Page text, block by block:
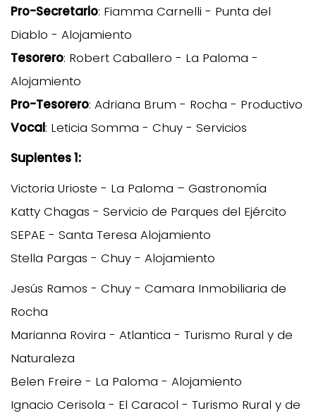
Pro-Secretario: Fiamma Carnelli - Punta del
Diablo - Alojamiento
Tesorero: Robert Caballero - La Paloma -
Alojamiento
Pro-Tesorero: Adriana Brum - Rocha - Productivo
Vocal: Leticia Somma - Chuy - Servicios
Suplentes 1:
Victoria Urioste - La Paloma – Gastronomía
Katty Chagas - Servicio de Parques del Ejército
SEPAE - Santa Teresa Alojamiento
Stella Pargas - Chuy - Alojamiento
Jesús Ramos - Chuy - Camara Inmobiliaria de
Rocha
Marianna Rovira - Atlantica - Turismo Rural y de
Naturaleza
Belen Freire - La Paloma - Alojamiento
Ignacio Cerisola - El Caracol - Turismo Rural y de